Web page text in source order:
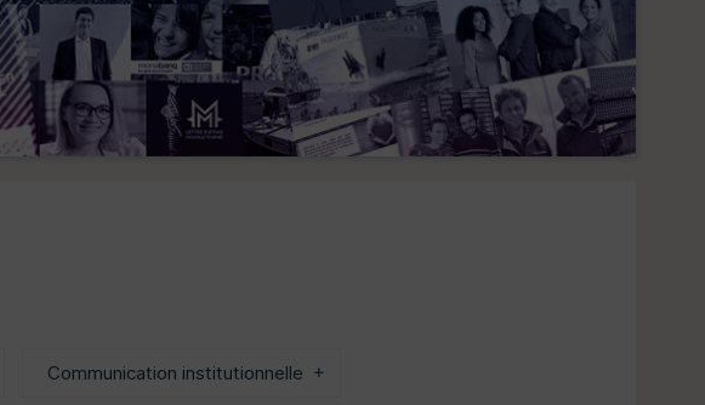
Communication institutionnelle